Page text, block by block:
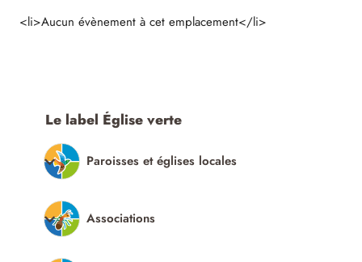
Le label Église verte
Paroisses et églises locales
Associations
<li>Aucun évènement à cet emplacement</li>